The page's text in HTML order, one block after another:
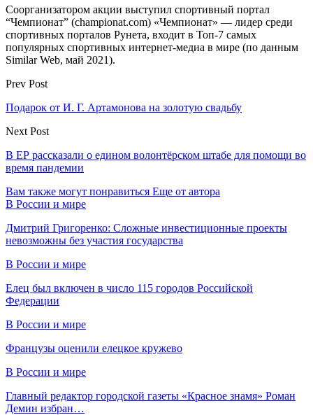
Соорганизатором акции выступил спортивный портал
“Чемпионат” (championat.com) «Чемпионат» — лидер среди
спортивных порталов Рунета, входит в Топ-7 самых
популярных спортивных интернет-медиа в мире (по данным
Similar Web, май 2021).
Prev Post
Подарок от И. Г. Артамонова на золотую свадьбу
Next Post
В ЕР рассказали о едином волонтёрском штабе для помощи во
время пандемии
Вам также могут понравиться Еще от автора
В России и мире
Дмитрий Григоренко: Сложные инвестиционные проекты
невозможны без участия государства
В России и мире
Елец был включен в число 115 городов Российской
Федерации
В России и мире
Французы оценили елецкое кружево
В России и мире
Главный редактор городской газеты «Красное знамя» Роман
Демин избран…